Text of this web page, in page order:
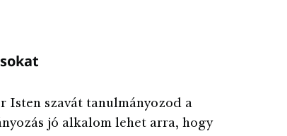
Isten szavát tanulmányozod a
jó alkalom lehet arra, hogy